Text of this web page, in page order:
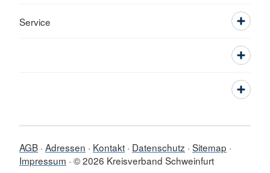
Service
AGB Adressen Kontakt Datenschutz Sitemap
Impressum © 2026 Kreisverband Schweinfurt